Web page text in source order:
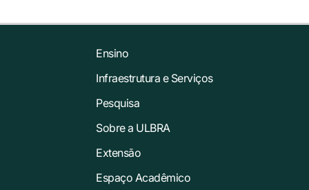
Ensino
Infraestrutura e Serviços
Pesquisa
Sobre a ULBRA
Extensão
Espaço Acadêmico